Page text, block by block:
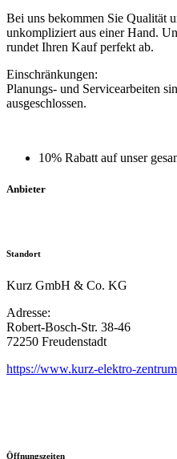
Bei uns bekommen Sie Qualität
unkompliziert aus einer Hand.
rundet Ihren Kauf perfekt ab.
Einschränkungen:
Planungs- und Servicearbeiten
ausgeschlossen.
10% Rabatt auf unser
Anbieter
Standort
Kurz GmbH & Co. KG
Adresse:
Robert-Bosch-Str. 38-46
72250 Freudenstadt
https://www.kurz-elektro-
Öffnungszeiten